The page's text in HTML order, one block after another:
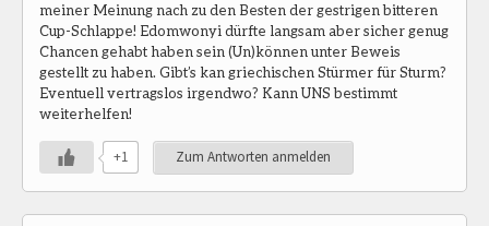
meiner Meinung nach zu den Besten der gestrigen bitteren
Cup-Schlappe! Edomwonyi dürfte langsam aber sicher genug
Chancen gehabt haben sein (Un)können unter Beweis
gestellt zu haben. Gibt’s kan griechischen Stürmer für Sturm?
Eventuell vertragslos irgendwo? Kann UNS bestimmt
weiterhelfen!
+1 Zum Antworten anmelden